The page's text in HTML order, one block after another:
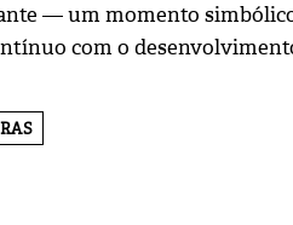
— um momento
com o